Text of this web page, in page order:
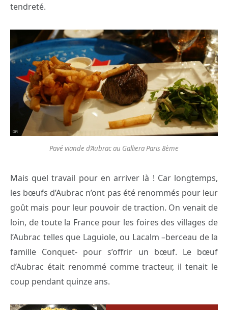
tendreté.
Pavé viande d’Aubrac au Galliera Paris 8ème
Mais quel travail pour en arriver là ! Car longtemps,
les bœufs d’Aubrac n’ont pas été renommés pour leur
goût mais pour leur pouvoir de traction. On venait de
loin, de toute la France pour les foires des villages de
l’Aubrac telles que Laguiole, ou Lacalm –berceau de la
famille Conquet- pour s’offrir un bœuf. Le bœuf
d’Aubrac était renommé comme tracteur, il tenait le
coup pendant quinze ans.